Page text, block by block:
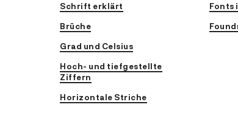
Schrift erklärt
Brüche
Grad und Celsius
Hoch- und tiefgestellte
Ziffern
Horizontale Striche
Fonts